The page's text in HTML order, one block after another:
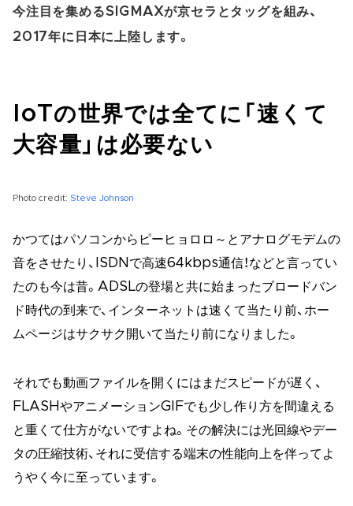
今注目を集めるSIGMAXが京セラとタッグを組み、
2017年に日本に上陸します。
IoTの世界では全てに「速くて
大容量」は必要ない
Photo credit: Steve Johnson
かつてはパソコンからピーヒョロロ～とアナログモデムの
音をさせたり、ISDNで高速64kbps通信！などと言ってい
たのも今は昔。ADSLの登場と共に始まったブロードバン
ド時代の到来で、インターネットは速くて当たり前、ホー
ムページはサクサク開いて当たり前になりました。
それでも動画ファイルを開くにはまだスピードが遅く、
FLASHやアニメーションGIFでも少し作り方を間違える
と重くて仕方がないですよね。その解決には光回線やデー
タの圧縮技術、それに受信する端末の性能向上を伴ってよ
うやく今に至っています。